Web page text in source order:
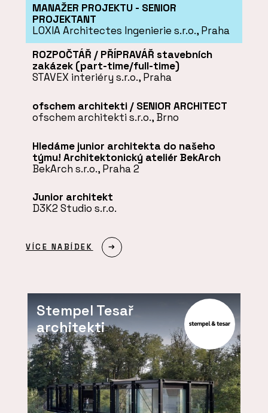
MANAŽER PROJEKTU - SENIOR
PROJEKTANT
LOXIA Architectes Ingenierie s.r.o., Praha
ROZPOČTÁŘ / PŘÍPRAVÁŘ stavebních
zakázek (part-time/full-time)
STAVEX interiéry s.r.o., Praha
ofschem architekti / SENIOR ARCHITECT
ofschem architekti s.r.o., Brno
Hledáme junior architekta do našeho
týmu! Architektonický ateliér BekArch
BekArch s.r.o., Praha 2
Junior architekt
D3K2 Studio s.r.o.
VÍCE NABÍDEK
Stempel Tesař
architekti